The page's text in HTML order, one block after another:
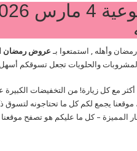
عروض لولو الرياض
عروض رمضان
والحلويات تجعل تسوقكم أسهل
أكثر مع كل زيارة! من التخفيضات الكبيرة
يجمع لكم كل ما تحتاجونه لتسوق
المميزة – كل ما عليكم هو تصفح موقعنا